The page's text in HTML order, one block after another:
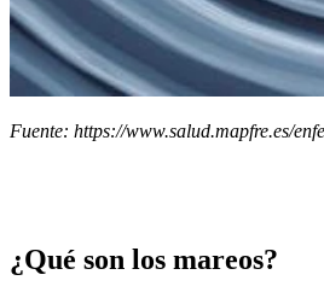
Fuente: https://www.salud.mapfre.es/
¿Qué son los mareos?